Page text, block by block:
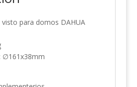
para domos DAHUA
∅161x38mm